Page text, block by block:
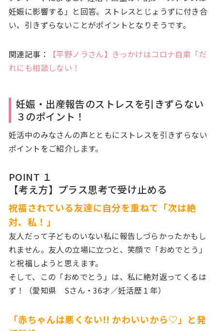
妊娠に影響する」と回答。ストレスとじょうずに付き合
い、引きずらないことがポイントとなりそうです。
関連記事：
【平野ノラさん】きっかけはコロナ自粛「だ
れにも相談しない！
妊娠・出産報告のストレスを引きずらない
３のポイント！
妊活中のみなさんの声とともにストレスを引きずらない
ポイントをご紹介します。
POINT １
【考え方】プラス思考で受け止める
祝福されている友達に自分を重ねて「次は絶
対、私！」
友人だって子どものいない私に報告しづらかったかもし
れません。友人の立場に立つと、笑顔で「おめでとう」
と祝福しようと思えます。
そして、この「おめでとう」は、私に絶対返ってくるは
ず！（愛知県 Sさん・36才／妊活歴１年）
「赤ちゃんは悪くない!! かわいいから♡」と発